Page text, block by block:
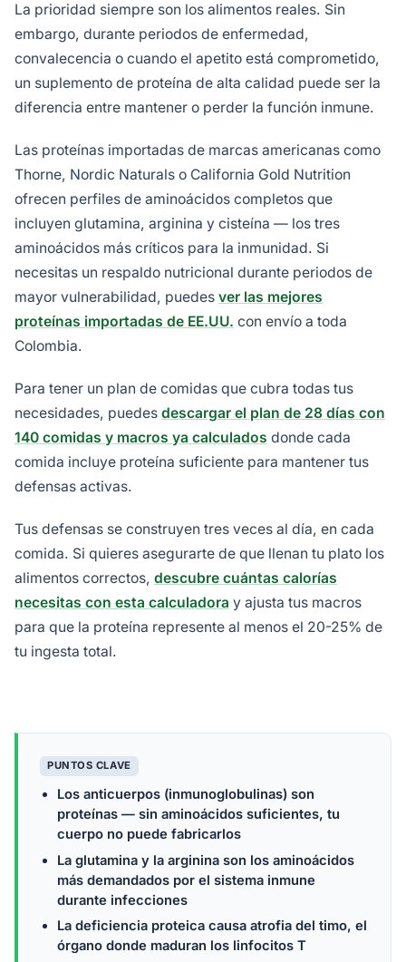
La prioridad siempre son los alimentos reales. Sin
embargo, durante periodos de enfermedad,
convalecencia o cuando el apetito está comprometido,
un suplemento de proteína de alta calidad puede ser la
diferencia entre mantener o perder la función inmune.
Las proteínas importadas de marcas americanas como
Thorne, Nordic Naturals o California Gold Nutrition
ofrecen perfiles de aminoácidos completos que
incluyen glutamina, arginina y cisteína — los tres
aminoácidos más críticos para la inmunidad. Si
necesitas un respaldo nutricional durante periodos de
mayor vulnerabilidad, puedes ver las mejores
proteínas importadas de EE.UU. con envío a toda
Colombia.
Para tener un plan de comidas que cubra todas tus
necesidades, puedes descargar el plan de 28 días con
140 comidas y macros ya calculados donde cada
comida incluye proteína suficiente para mantener tus
defensas activas.
Tus defensas se construyen tres veces al día, en cada
comida. Si quieres asegurarte de que llenan tu plato los
alimentos correctos, descubre cuántas calorías
necesitas con esta calculadora y ajusta tus macros
para que la proteína represente al menos el 20-25% de
tu ingesta total.
PUNTOS CLAVE
Los anticuerpos (inmunoglobulinas) son
proteínas — sin aminoácidos suficientes, tu
cuerpo no puede fabricarlos
La glutamina y la arginina son los aminoácidos
más demandados por el sistema inmune
durante infecciones
La deficiencia proteica causa atrofia del timo, el
órgano donde maduran los linfocitos T